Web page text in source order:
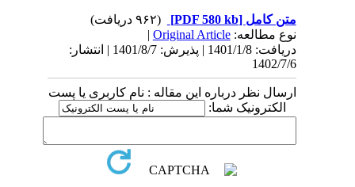
متن کامل[PDF 580 kb]
نوع مطالعه:Original Article
|
دریافت: 1401/1/8 | پذیرش: 1401/8/7 | انتشار:
1402/7/6
ارسال نظر درباره این مقاله : نام کاربری یا پست
الکترونیک شما: